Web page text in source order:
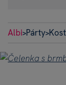
Albi>Párty>